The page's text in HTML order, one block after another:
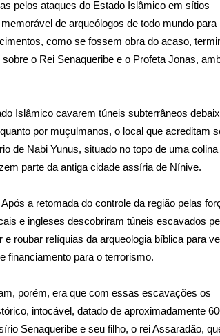
pelos ataques do Estado Islâmico em sítios
de arqueólogos de todo mundo para
como se fossem obra do acaso,
o Rei Senaqueribe e o Profeta Jonas,
Islâmico cavarem túneis subterrâneos
por muçulmanos, o local que acreditam
de Nabi Yunus, situado no topo de uma colina
parte da antiga cidade assíria de Nínive.
Após a retomada do controle da região pelas
e ingleses descobriram túneis escavados
roubar relíquias da arqueologia bíblica para
financiamento para o terrorismo.
porém, era que com essas escavações os
intocável, datado de aproximadamente
Senaqueribe e seu filho, o rei Assaradão,